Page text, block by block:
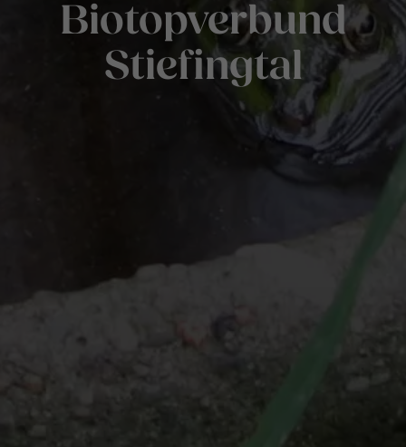
Biotopverbund
Stiefingtal